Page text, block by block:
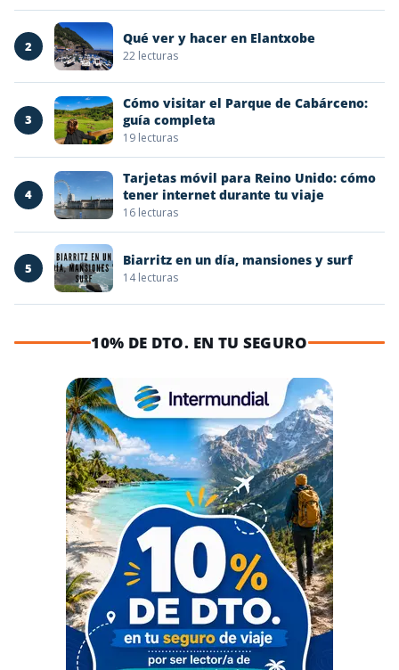
2 Qué ver y hacer en Elantxobe
22 lecturas
3
Cómo visitar el Parque de Cabárceno:
guía completa
19 lecturas
4
Tarjetas móvil para Reino Unido: cómo
tener internet durante tu viaje
16 lecturas
5 Biarritz en un día, mansiones y surf
14 lecturas
10% DE DTO. EN TU SEGURO